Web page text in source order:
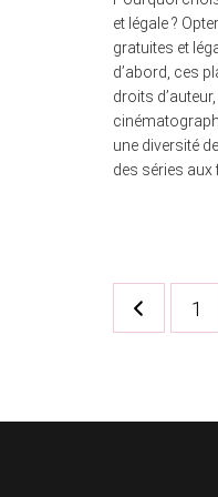
et légale ?
gratuites et
d’abord, ces
droits
une diversité
des séries aux
Pagination
des
1